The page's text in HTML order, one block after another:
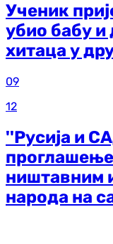
Ученик
убио бабу и
хитаца у
09
12
''Русија и
ништавним
народа на